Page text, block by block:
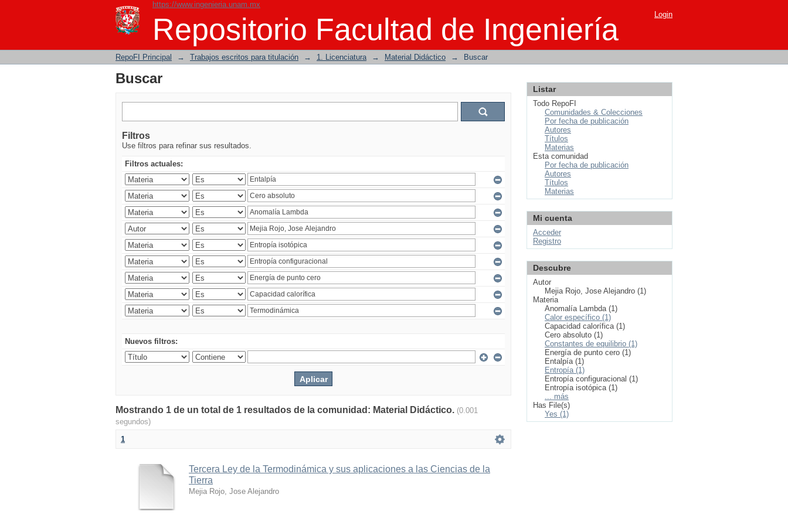
https://www.ingenieria.unam.mx
Repositorio Facultad de Ingeniería
Buscar Login
RepoFI Principal → Trabajos escritos para titulación → 1. Licenciatura → Material Didáctico → Buscar
Buscar
Filtros
Use filtros para refinar sus resultados.
Filtros actuales:
Nuevos filtros:
Mostrando 1 de un total de 1 resultados de la comunidad: Material Didáctico. (0.001
segundos)
1
Tercera Ley de la Termodinámica y sus aplicaciones a las Ciencias de la
Tierra
Mejia Rojo, Jose Alejandro
Listar
Todo RepoFI
Comunidades & Colecciones
Por fecha de publicación
Autores
Títulos
Materias
Esta comunidad
Por fecha de publicación
Autores
Títulos
Materias
Mi cuenta
Acceder
Registro
Descubre
Autor
Mejia Rojo, Jose Alejandro (1)
Materia
Anomalía Lambda (1)
Calor específico (1)
Capacidad calorífica (1)
Cero absoluto (1)
Constantes de equilibrio (1)
Energía de punto cero (1)
Entalpía (1)
Entropía (1)
Entropía configuracional (1)
Entropía isotópica (1)
... más
Has File(s)
Yes (1)